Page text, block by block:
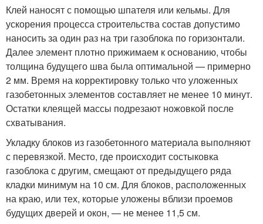
Клей наносят с помощью шпателя или кельмы. Для
ускорения процесса строительства состав допустимо
наносить за один раз на три газоблока по горизонтали.
Далее элемент плотно прижимаем к основанию, чтобы
толщина будущего шва была оптимальной — примерно
2 мм. Время на корректировку только что уложенных
газобетонных элементов составляет не менее 10 минут.
Остатки клеящей массы подрезают ножовкой после
схватывания.
Укладку блоков из газобетонного материала выполняют
с перевязкой. Место, где происходит состыковка
газоблока с другим, смещают от предыдущего ряда
кладки минимум на 10 см. Для блоков, расположенных
на краю, или тех, которые уложены вблизи проемов
будущих дверей и окон, — не менее 11,5 см.